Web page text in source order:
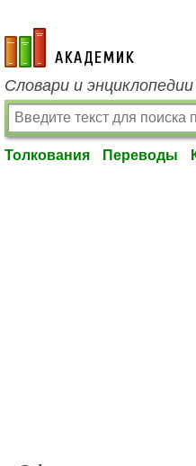
academic.ru
Словари и
Толкования Переводы